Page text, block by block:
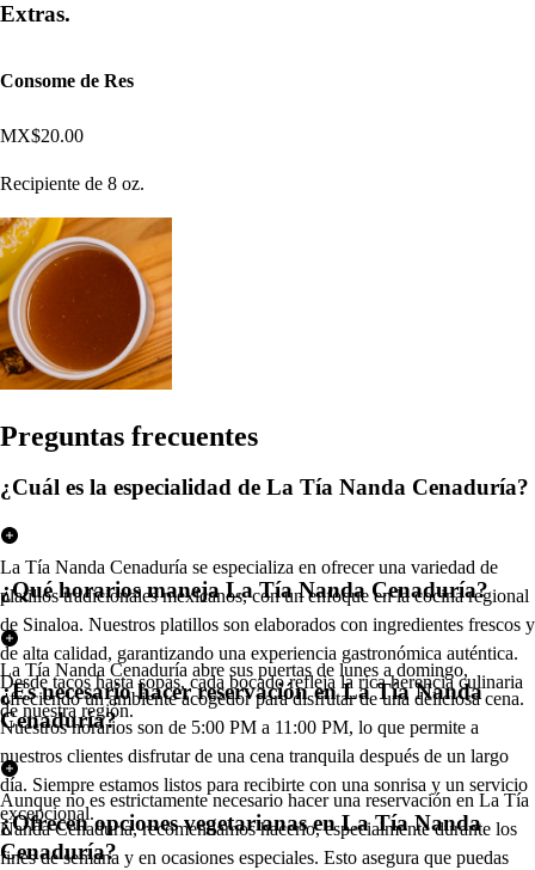
Extras.
Consome de Res
MX$20.00
Recipiente de 8 oz.
Preguntas frecuentes
¿Cuál es la especialidad de La Tía Nanda Cenaduría?
La Tía Nanda Cenaduría se especializa en ofrecer una variedad de
platillos tradicionales mexicanos, con un enfoque en la cocina regional
de Sinaloa. Nuestros platillos son elaborados con ingredientes frescos y
de alta calidad, garantizando una experiencia gastronómica auténtica.
Desde tacos hasta sopas, cada bocado refleja la rica herencia culinaria
de nuestra región.
¿Qué horarios maneja La Tía Nanda Cenaduría?
La Tía Nanda Cenaduría abre sus puertas de lunes a domingo,
ofreciendo un ambiente acogedor para disfrutar de una deliciosa cena.
Nuestros horarios son de 5:00 PM a 11:00 PM, lo que permite a
nuestros clientes disfrutar de una cena tranquila después de un largo
día. Siempre estamos listos para recibirte con una sonrisa y un servicio
excepcional.
¿Es necesario hacer reservación en La Tía Nanda
Cenaduría?
Aunque no es estrictamente necesario hacer una reservación en La Tía
Nanda Cenaduría, recomendamos hacerlo, especialmente durante los
fines de semana y en ocasiones especiales. Esto asegura que puedas
¿Ofrecen opciones vegetarianas en La Tía Nanda
Cenaduría?